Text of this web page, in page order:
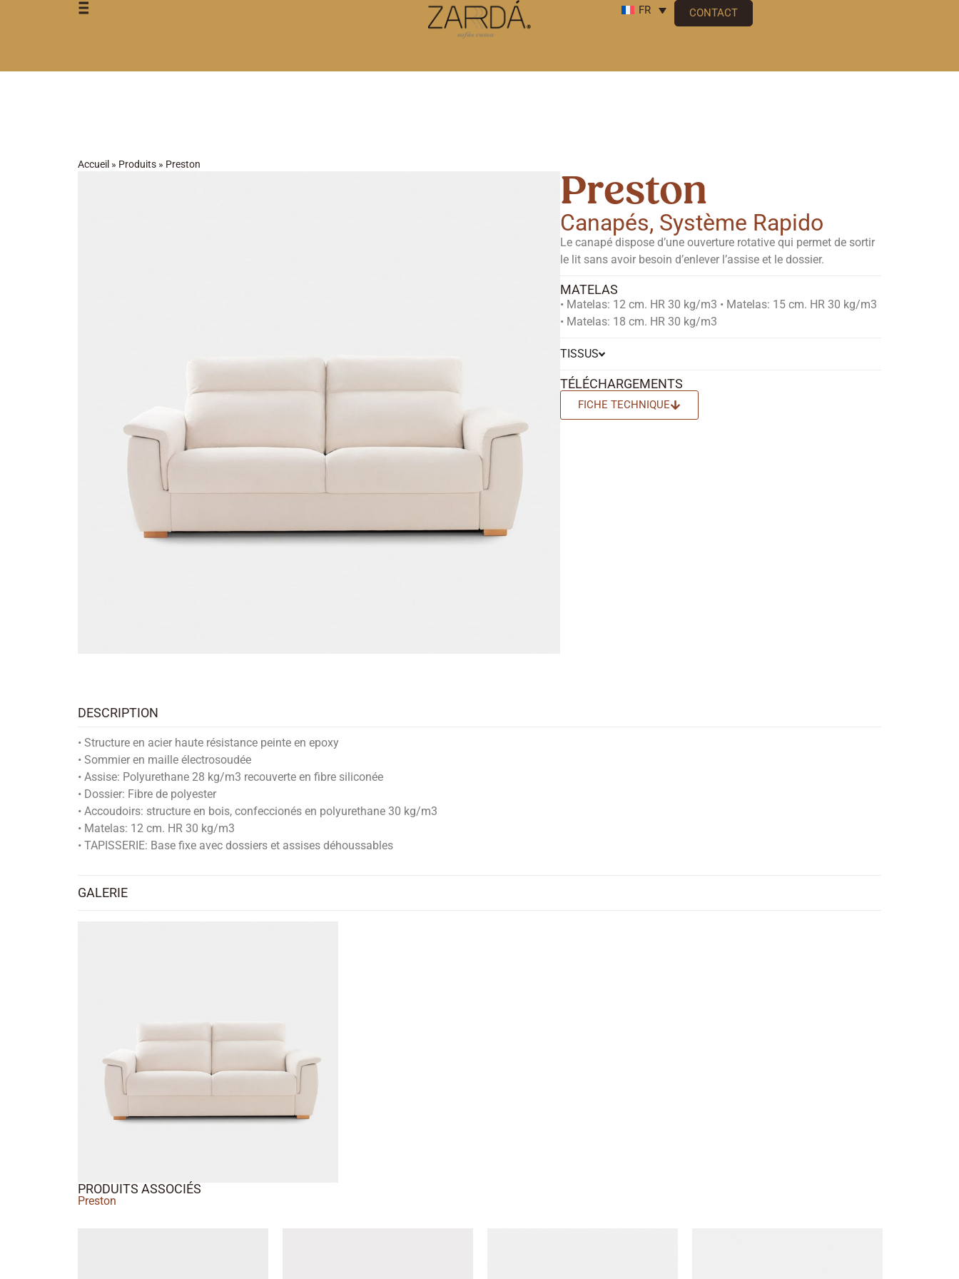
FR CONTACT
Accueil » Produits » Preston
Preston
Canapés, Système Rapido
Le canapé dispose d’une ouverture rotative qui permet de sortir
le lit sans avoir besoin d’enlever l’assise et le dossier.
MATELAS
• Matelas: 12 cm. HR 30 kg/m3 • Matelas: 15 cm. HR 30 kg/m3
• Matelas: 18 cm. HR 30 kg/m3
TISSUS
TÉLÉCHARGEMENTS
FICHE TECHNIQUE
DESCRIPTION
• Structure en acier haute résistance peinte en epoxy
• Sommier en maille électrosoudée
• Assise: Polyurethane 28 kg/m3 recouverte en fibre siliconée
• Dossier: Fibre de polyester
• Accoudoirs: structure en bois, confeccionés en polyurethane 30 kg/m3
• Matelas: 12 cm. HR 30 kg/m3
• TAPISSERIE: Base fixe avec dossiers et assises déhoussables
GALERIE
PRODUITS ASSOCIÉS
Preston